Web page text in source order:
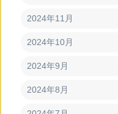
2024年11月
2024年10月
2024年9月
2024年8月